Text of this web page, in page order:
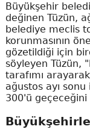
Büyükşehir
değinen Tüzün,
belediye meclis
korunmasının
gözetildiği için
söyleyen Tüzün,
tarafımı
ağustos ayı sonu
300'ü